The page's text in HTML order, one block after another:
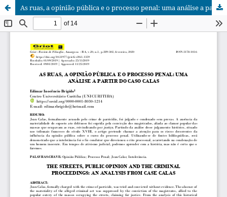
As ruas, a opinião pública e o processo penal: uma análise a partir do caso Calas